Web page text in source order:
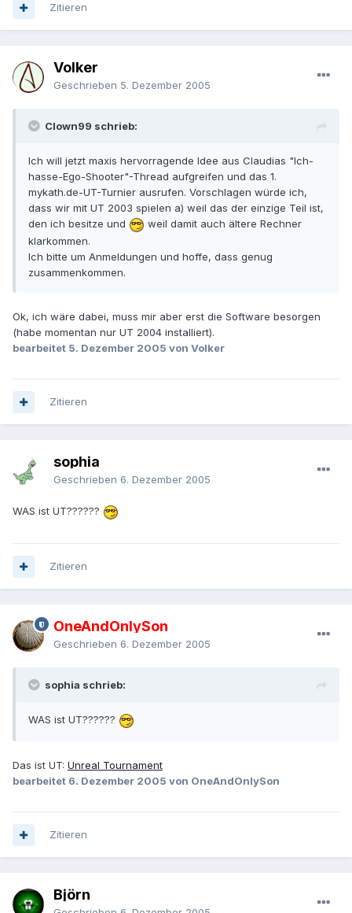
Zitieren
Volker
Geschrieben 5. Dezember 2005
Clown99 schrieb:
Ich will jetzt maxis hervorragende Idee aus Claudias "Ich-
hasse-Ego-Shooter"-Thread aufgreifen und das 1.
mykath.de-UT-Turnier ausrufen. Vorschlagen würde ich,
dass wir mit UT 2003 spielen a) weil das der einzige Teil ist,
den ich besitze und
weil damit auch ältere Rechner
klarkommen.
Ich bitte um Anmeldungen und hoffe, dass genug
zusammenkommen.
Ok, ich wäre dabei, muss mir aber erst die Software besorgen
(habe momentan nur UT 2004 installiert).
bearbeitet 5. Dezember 2005 von Volker
Zitieren
sophia
Geschrieben 6. Dezember 2005
WAS ist UT??????
Zitieren
OneAndOnlySon
Geschrieben 6. Dezember 2005
sophia schrieb:
WAS ist UT??????
Das ist UT: Unreal Tournament
bearbeitet 6. Dezember 2005 von OneAndOnlySon
Zitieren
Björn